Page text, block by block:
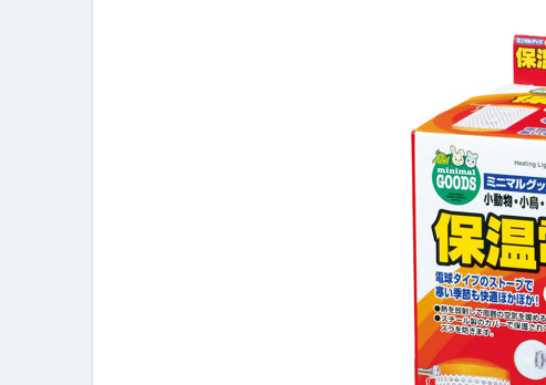
金融ブラックでも毎日「ビットコイ
【輸入消費税】輸入に消費税はかか
この動画は国にすぐ消されます。こ
意外にありえる？日経平均40000円
アフィリエイト【稼げるキーワード
【必見】融資受けるなら”コレ”を確
弁護士が教える「投資詐欺」に引っ
【PR】フリーランス必見！入金前の